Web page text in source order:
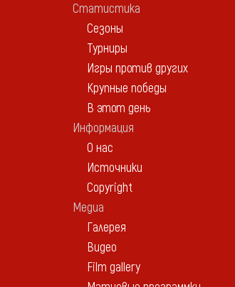
Статистика
Сезоны
Турниры
Игры против других
Крупные победы
В этот день
Информация
О нас
Источники
Copyright
Медиа
Галерея
Видео
Film gallery